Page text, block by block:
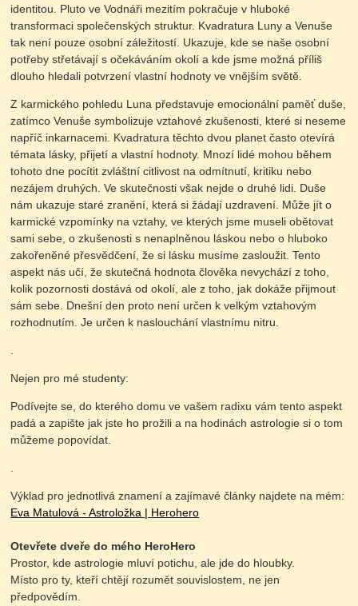
identitou. Pluto ve Vodnáři mezitím pokračuje v hluboké
transformaci společenských struktur. Kvadratura Luny a Venuše
tak není pouze osobní záležitostí. Ukazuje, kde se naše osobní
potřeby střetávají s očekáváním okolí a kde jsme možná příliš
dlouho hledali potvrzení vlastní hodnoty ve vnějším světě.
Z karmického pohledu Luna představuje emocionální paměť duše,
zatímco Venuše symbolizuje vztahové zkušenosti, které si neseme
napříč inkarnacemi. Kvadratura těchto dvou planet často otevírá
témata lásky, přijetí a vlastní hodnoty. Mnozí lidé mohou během
tohoto dne pocítit zvláštní citlivost na odmítnutí, kritiku nebo
nezájem druhých. Ve skutečnosti však nejde o druhé lidi. Duše
nám ukazuje staré zranění, která si žádají uzdravení. Může jít o
karmické vzpomínky na vztahy, ve kterých jsme museli obětovat
sami sebe, o zkušenosti s nenaplněnou láskou nebo o hluboko
zakořeněné přesvědčení, že si lásku musíme zasloužit. Tento
aspekt nás učí, že skutečná hodnota člověka nevychází z toho,
kolik pozornosti dostává od okolí, ale z toho, jak dokáže přijmout
sám sebe. Dnešní den proto není určen k velkým vztahovým
rozhodnutím. Je určen k naslouchání vlastnímu nitru.
.
Nejen pro mé studenty:
Podívejte se, do kterého domu ve vašem radixu vám tento aspekt
padá a zapište jak jste ho prožili a na hodinách astrologie si o tom
můžeme popovídat.
.
Výklad pro jednotlivá znamení a zajímavé články najdete na mém:
Eva Matulová - Astroložka | Herohero
Otevřete dveře do mého HeroHero
Prostor, kde astrologie mluví potichu, ale jde do hloubky.
Místo pro ty, kteří chtějí rozumět souvislostem, ne jen
předpovědím.